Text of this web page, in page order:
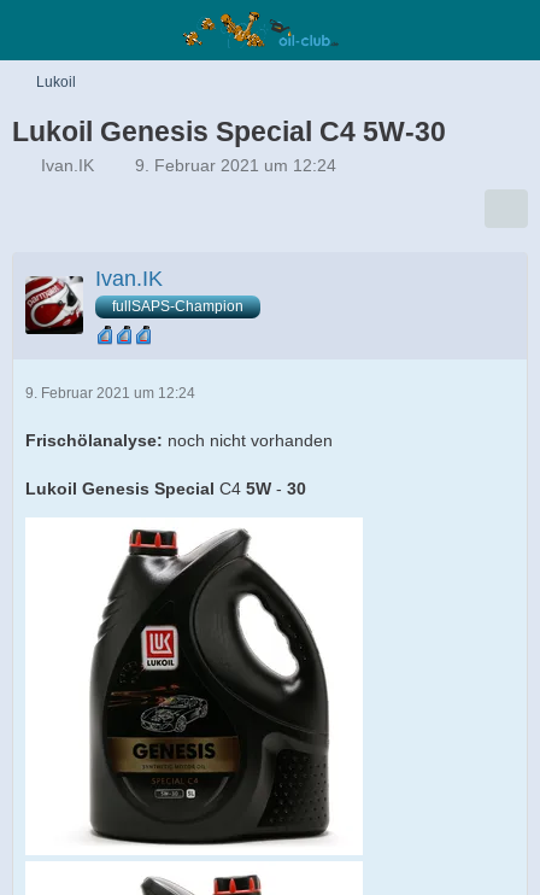
Lukoil
Lukoil Genesis Special С4 5W-30
Ivan.IK 9. Februar 2021 um 12:24
Ivan.IK
fullSAPS-Champion
9. Februar 2021 um 12:24
Frischölanalyse: noch nicht vorhanden
Lukoil Genesis Special C4 5W - 30